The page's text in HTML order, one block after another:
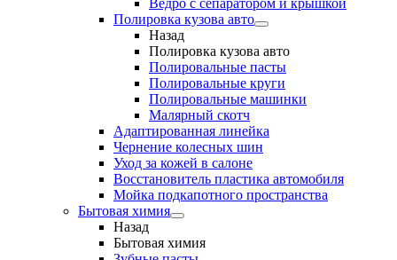
Ведро с сепаратором и крышкой
Полировка кузова авто
Назад
Полировка кузова авто
Полировальные пасты
Полировальные круги
Полировальные машинки
Малярный cкотч
Адаптированная линейка
Чернение колесных шин
Уход за кожей в салоне
Восстановитель пластика автомобиля
Мойка подкапотного пространства
Бытовая химия
Назад
Бытовая химия